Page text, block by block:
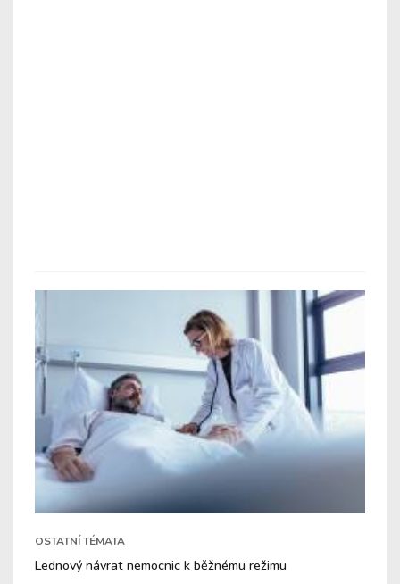
OSTATNÍ TÉMATA
Lednový návrat nemocnic k běžnému režimu